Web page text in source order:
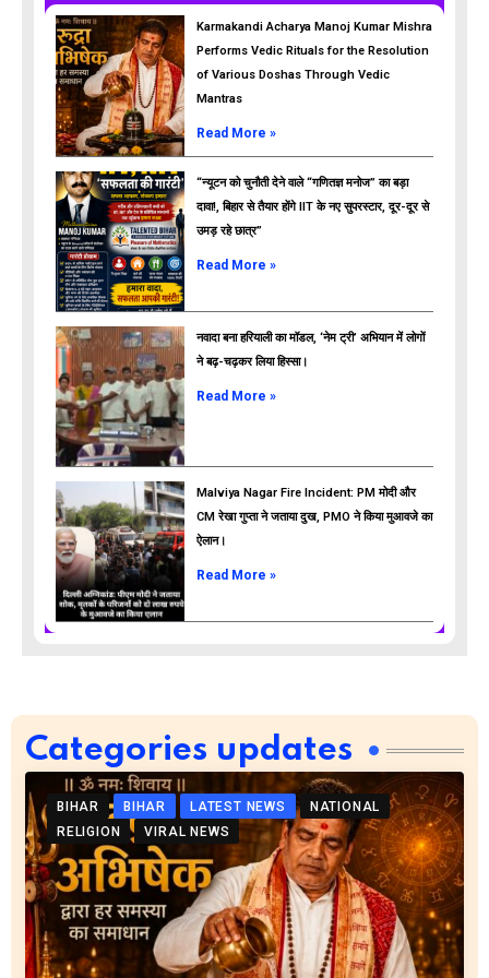
ads
Karmakandi Acharya Manoj Kumar Mishra
Performs Vedic Rituals for the Resolution
of Various Doshas Through Vedic
Mantras
Read More »
“न्यूटन को चुनौती देने वाले “गणितज्ञ मनोज” का बड़ा
दावा!, बिहार से तैयार होंगे IIT के नए सुपरस्टार, दूर-दूर से
उमड़ रहे छात्र”
Read More »
नवादा बना हरियाली का मॉडल, ‘नेम ट्री’ अभियान में लोगों
ने बढ़-चढ़कर लिया हिस्सा।
Read More »
Malviya Nagar Fire Incident: PM मोदी और
CM रेखा गुप्ता ने जताया दुख, PMO ने किया मुआवजे का
ऐलान।
Read More »
Categories updates
BIHAR BIHAR LATEST NEWS
NATIONAL
RELIGION
VIRAL NEWS